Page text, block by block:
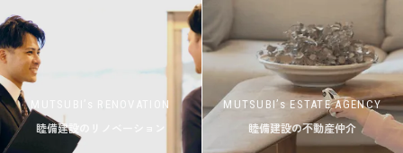
MUTSUBI’s RENOVATION
睦備建設のリノベーション
MUTSUBI’s ESTATE AGENCY
睦備建設の不動産仲介